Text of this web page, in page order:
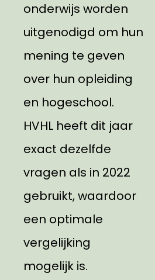
onderwijs worden
uitgenodigd om hun
mening te geven
over hun opleiding
en hogeschool.
HVHL heeft dit jaar
exact dezelfde
vragen als in 2022
gebruikt, waardoor
een optimale
vergelijking
mogelijk is.